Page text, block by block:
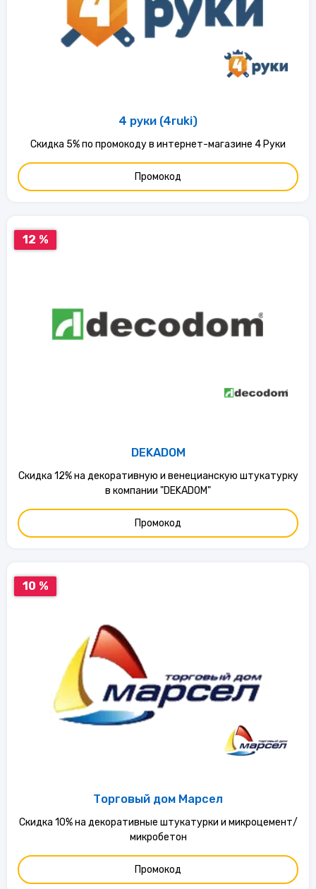
4 руки (4ruki)
Скидка 5% по промокоду в интернет-магазине 4 Руки
Промокод
12 %
DEKADOM
Скидка 12% на декоративную и венецианскую штукатурку
в компании "DEKADOM"
Промокод
10 %
Торговый дом Марсел
Скидка 10% на декоративные штукатурки и микроцемент/
микробетон
Промокод